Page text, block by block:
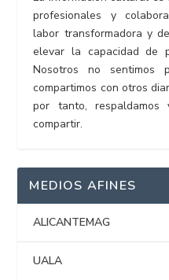
profesionales y
labor transformadora y
elevar la capacidad de
Nosotros no sentimos
compartimos con otros
por tanto,
compartir.
MEDIOS AFINES
ALICANTEMAG
UALA